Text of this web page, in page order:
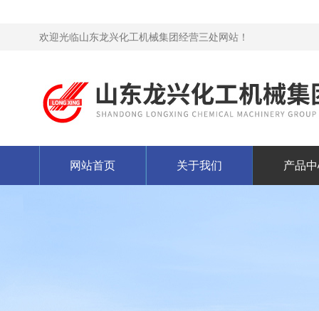
欢迎光临山东龙兴化工机械集团经营三处网站！
网站首页 关于我们 产品